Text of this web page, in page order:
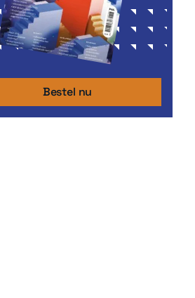
Bestel nu